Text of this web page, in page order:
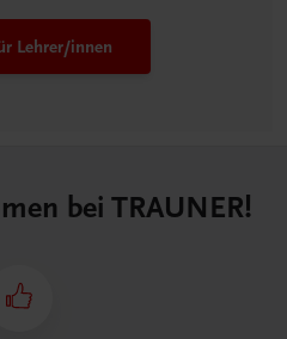
Lehrer/innen
bei TRAUNER!